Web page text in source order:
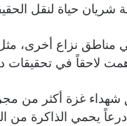
حياة لنقل
مناطق نزاع أخرى،
لاحقاً في تحقيقات
شهداء غزة أكثر من
يحمي الذاكرة من